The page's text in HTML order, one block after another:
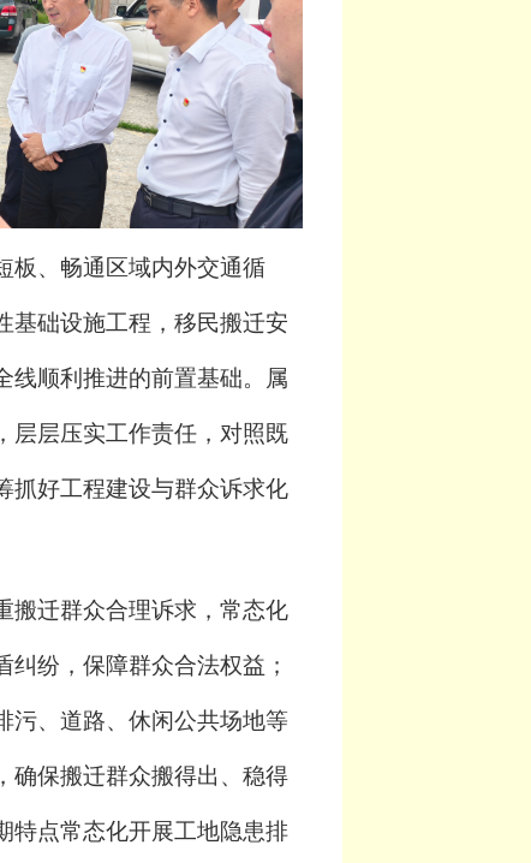
板、畅通区域内外交通循
基础设施工程，移民搬迁安
线顺利推进的前置基础。属
层层压实工作责任，对照既
抓好工程建设与群众诉求化
搬迁群众合理诉求，常态化
纷，保障群众合法权益；
污、道路、休闲公共场地等
确保搬迁群众搬得出、稳得
特点常态化开展工地隐患排